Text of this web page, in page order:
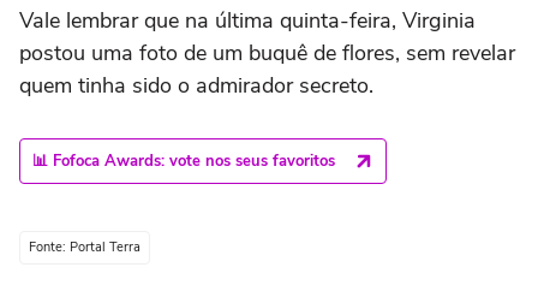
Vale lembrar que na última quinta-feira, Virginia
postou uma foto de um buquê de flores, sem revelar
quem tinha sido o admirador secreto.
📊 Fofoca Awards: vote nos seus favoritos
Fonte: Portal Terra